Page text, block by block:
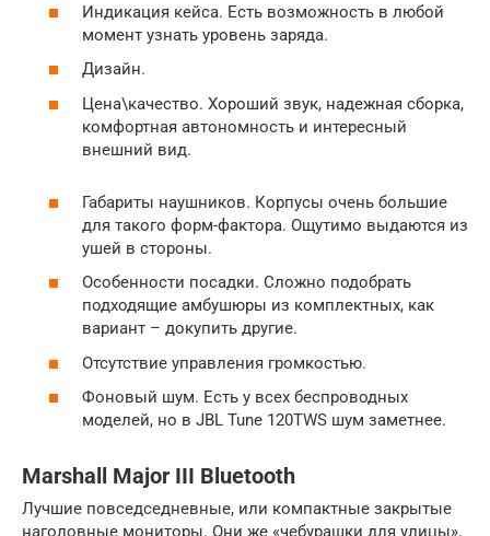
Индикация кейса. Есть возможность в любой
момент узнать уровень заряда.
Дизайн.
Цена\качество. Хороший звук, надежная сборка,
комфортная автономность и интересный
внешний вид.
Габариты наушников. Корпусы очень большие
для такого форм-фактора. Ощутимо выдаются из
ушей в стороны.
Особенности посадки. Сложно подобрать
подходящие амбушюры из комплектных, как
вариант – докупить другие.
Отсутствие управления громкостью.
Фоновый шум. Есть у всех беспроводных
моделей, но в JBL Tune 120TWS шум заметнее.
Marshall Major III Bluetooth
Лучшие повседседневные, или компактные закрытые
наголовные мониторы. Они же «чебурашки для улицы».